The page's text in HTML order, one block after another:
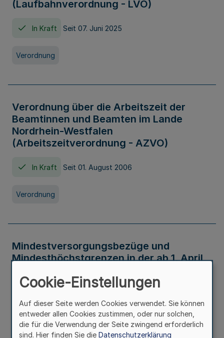
(Laufbahnverordnung - LVO)
In Kraft Seit 07. Juni 2025
Verordnung
Verordnung über die Arbeitszeit der
Beamtinnen und Beamten im Lande
Nordrhein-Westfalen
(Arbeitszeitverordnung - AZVO)
In Kraft Seit 01. August 2006
Verordnung
Mindestversorgungsbezüge und
Mindesthöchstgrenzen in der ab 1. April
Verwaltungsvorschrift
Cookie-Einstellungen
Auf dieser Seite werden Cookies verwendet. Sie können
entweder allen Cookies zustimmen, oder nur solchen,
die für die Verwendung der Seite zwingend erforderlich
sind. Hier finden Sie die Datenschutzerklärung